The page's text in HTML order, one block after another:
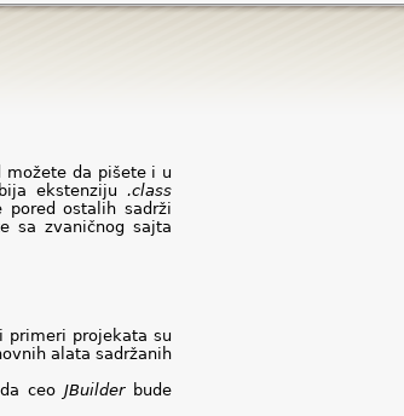
možete da pišete i u
ekstenziju.class
pored ostalih sadrži
sa zvaničnog sajta
primeri projekata su
alata sadržanih
ceo JBuilderbude